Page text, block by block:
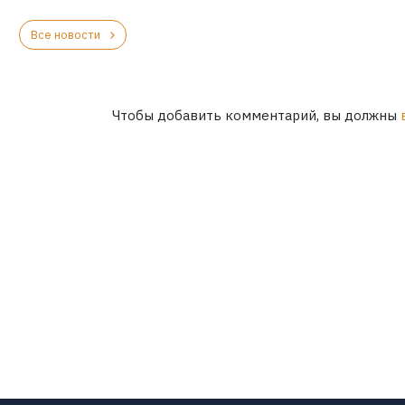
Все новости
Чтобы добавить комментарий, вы должны